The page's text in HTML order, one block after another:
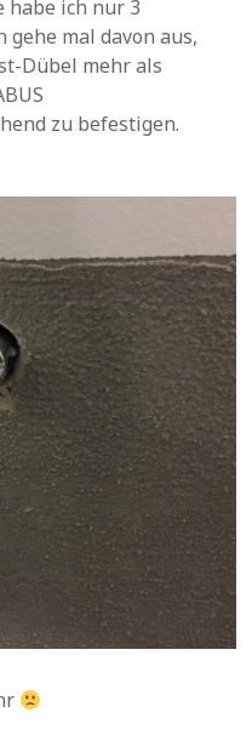
habe ich nur 3
gehe mal davon aus,
Dübel mehr als
zu befestigen.